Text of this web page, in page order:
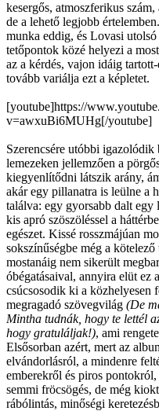
kesergős, atmoszferikus
de a lehető legjobb
munka eddig, és Lovasi
tetőpontok közé helyezi a
az a kérdés, vajon idáig
tovább variálja ezt a képletet.
[youtube]https://
v=awxuBi6MUHg[/youtube]
Szerencsére utóbbi
lemezeken jellemzően a
kiegyenlítődni látszik arány,
akár egy pillanatra is leülne a
találva: egy gyorsabb dalt
kis apró szöszöléssel a
egészet. Kissé rosszmájúan
sokszínűségbe még a
mostanáig nem sikerült
óbégatásaival, annyira elüt ez
csúcsosodik ki a közhelyesen
megragadó szövegvilág (De
Mintha tudnák, hogy te lettél
hogy gratuláljak!), ami
Elsősorban azért, mert az
elvándorlásról, a mindenre
emberekről és piros
semmi fröcsögés, de még
rábólintás, minőségi